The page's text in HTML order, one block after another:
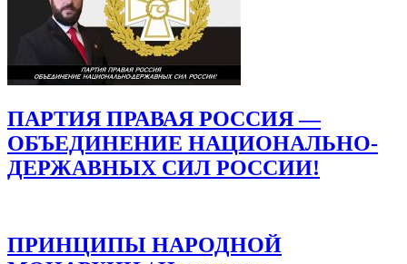
ПАРТИЯ ПРАВАЯ РОССИЯ —
ОБЪЕДИНЕНИЕ НАЦИОНАЛЬНО-
ДЕРЖАВНЫХ СИЛ РОССИИ!
ПРИНЦИПЫ НАРОДНОЙ